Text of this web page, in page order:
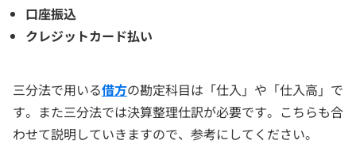
口座振込
クレジットカード払い
三分法で用いる借方の勘定科目は「仕入」や「仕入高」で
す。また三分法では決算整理仕訳が必要です。こちらも合
わせて説明していきますので、参考にしてください。